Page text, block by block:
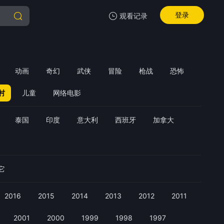
观看记录
暂无观看影片的记录
登录
动画 奇幻 武侠 冒险 枪战 恐怖
儿童 网络电影
泰国 印度 意大利 西班牙 加拿大
2016 2015 2014 2013 2012 2011
2001 2000 1999 1998 1997